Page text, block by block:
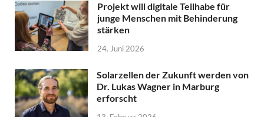
Projekt will digitale Teilhabe für
junge Menschen mit Behinderung
stärken
24. Juni 2026
Solarzellen der Zukunft werden von
Dr. Lukas Wagner in Marburg
erforscht